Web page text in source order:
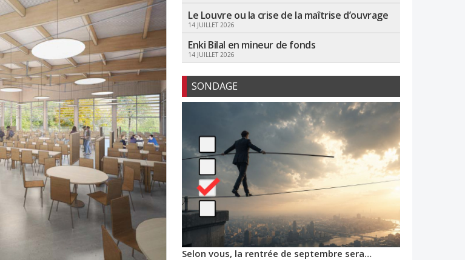
Le Louvre ou la crise de la maîtrise d’ouvrage
14 JUILLET 2026
Enki Bilal en mineur de fonds
14 JUILLET 2026
SONDAGE
Selon vous, la rentrée de septembre sera…